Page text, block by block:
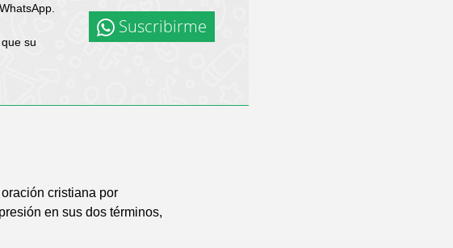
su
Suscribirme
cristiana por
en sus dos términos,